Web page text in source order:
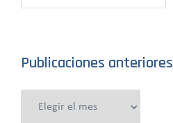
Publicaciones anteriores